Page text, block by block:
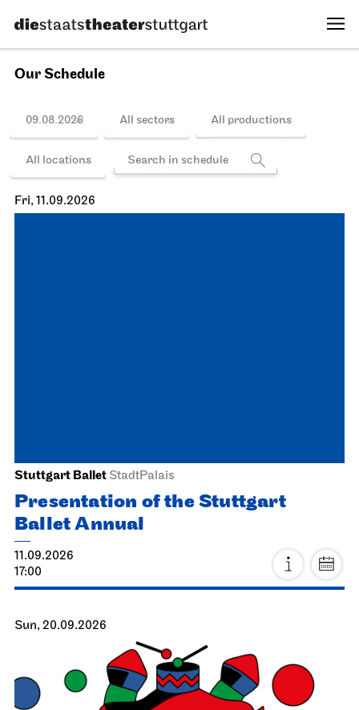
Our Schedule
09.08.2026 All sectors All productions
All locations
Fri, 11.09.2026
Stuttgart Ballet StadtPalais
Presentation of the Stuttgart
Ballet Annual
11.09.2026
17:00
Sun, 20.09.2026